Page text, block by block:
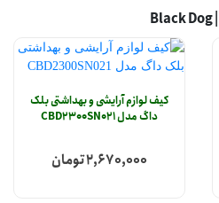
کیف لوازم آرایشی و بهداشتی بلک
داگ مدل CBD2300SN021
2,670,000 تومان